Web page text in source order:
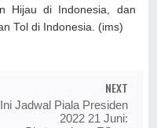
Hijau di Indonesia, dan
Tol di Indonesia. (ims)
NEXT
Ini Jadwal Piala Presiden
2022 21 Juni: